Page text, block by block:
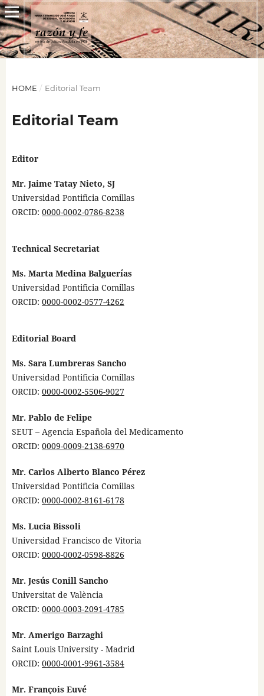
HOME / Editorial Team
Editorial Team
Editor
Mr. Jaime Tatay Nieto, SJ
Universidad Pontificia Comillas
ORCID: 0000-0002-0786-8238
Technical Secretariat
Ms. Marta Medina Balguerías
Universidad Pontificia Comillas
ORCID: 0000-0002-0577-4262
Editorial Board
Ms. Sara Lumbreras Sancho
Universidad Pontificia Comillas
ORCID: 0000-0002-5506-9027
Mr. Pablo de Felipe
SEUT – Agencia Española del Medicamento
ORCID: 0009-0009-2138-6970
Mr. Carlos Alberto Blanco Pérez
Universidad Pontificia Comillas
ORCID: 0000-0002-8161-6178
Ms. Lucia Bissoli
Universidad Francisco de Vitoria
ORCID: 0000-0002-0598-8826
Mr. Jesús Conill Sancho
Universitat de València
ORCID: 0000-0003-2091-4785
Mr. Amerigo Barzaghi
Saint Louis University - Madrid
ORCID: 0000-0001-9961-3584
Mr. François Euvé